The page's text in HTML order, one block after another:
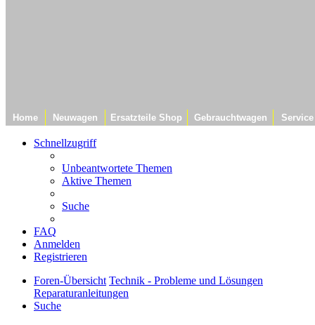
Home Neuwagen Ersatzteile Shop Gebrauchtwagen Service
Schnellzugriff
Unbeantwortete Themen
Aktive Themen
Suche
FAQ
Anmelden
Registrieren
Foren-Übersicht Technik - Probleme und Lösungen
Reparaturanleitungen
Suche